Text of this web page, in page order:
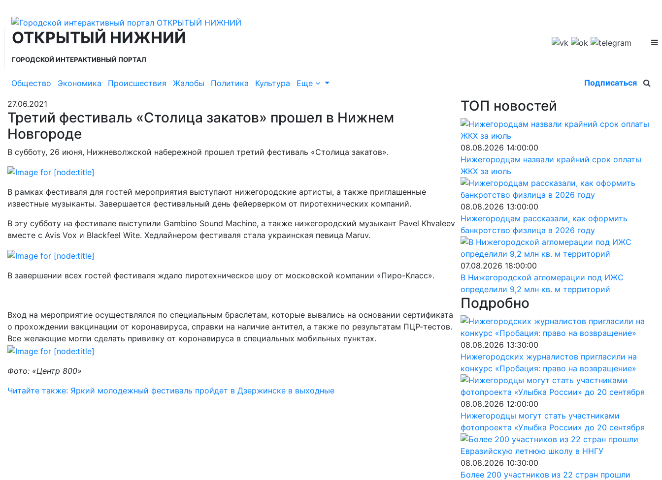
ОТКРЫТЫЙ НИЖНИЙ
ГОРОДСКОЙ ИНТЕРАКТИВНЫЙ ПОРТАЛ
Общество Экономика Происшествия Жалобы Политика Культура Еще Подписаться
27.06.2021
Третий фестиваль «Столица закатов» прошел в Нижнем
Новгороде
В субботу, 26 июня, Нижневолжской набережной прошел третий фестиваль «Столица закатов».
В рамках фестиваля для гостей мероприятия выступают нижегородские артисты, а также приглашенные
известные музыканты. Завершается фестивальный день фейерверком от пиротехнических компаний.
В эту субботу на фестивале выступили Gambino Sound Machine, а также нижегородский музыкант Pavel Khvaleev
вместе с Avis Vox и Blackfeel Wite. Хедлайнером фестиваля стала украинская певица Maruv.
В завершении всех гостей фестиваля ждало пиротехническое шоу от московской компании «Пиро-Класс».
Вход на мероприятие осуществлялся по специальным браслетам, которые вывались на основании сертификата
о прохождении вакцинации от коронавируса, справки на наличие антител, а также по результатам ПЦР-тестов.
Все желающие могли сделать прививку от коронавируса в специальных мобильных пунктах.
Фото: «Центр 800»
Читайте также: Яркий молодежный фестиваль пройдет в Дзержинске в выходные
ТОП новостей
08.08.2026 14:00:00
Нижегородцам назвали крайний срок оплаты
ЖКХ за июль
08.08.2026 13:00:00
Нижегородцам рассказали, как оформить
банкротство физлица в 2026 году
07.08.2026 18:00:00
В Нижегородской агломерации под ИЖС
определили 9,2 млн кв. м территорий
Подробно
08.08.2026 13:30:00
Нижегородских журналистов пригласили на
конкурс «Пробация: право на возвращение»
08.08.2026 12:00:00
Нижегородцы могут стать участниками
фотопроекта «Улыбка России» до 20 сентября
08.08.2026 10:30:00
Более 200 участников из 22 стран прошли